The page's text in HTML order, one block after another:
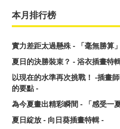
本月排行榜
實力差距太過懸殊 - 「毫無勝算
夏日的決勝裝束？ - 浴衣插畫特
以現在的水準再次挑戰！ -插畫
的要點 -
為今夏畫出精彩瞬間 - 「感受一
夏日綻放 - 向日葵插畫特輯 -